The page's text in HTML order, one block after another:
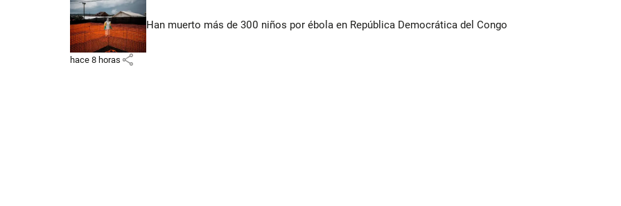
Han muerto más de 300 niños por ébola en República Democrática del Congo
hace 8 horas share